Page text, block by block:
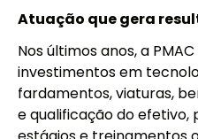
Atuação que gera
Nos últimos anos, a
investimentos em
fardamentos, viaturas,
e qualificação do efetivo,